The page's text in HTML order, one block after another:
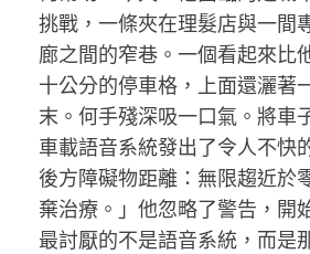
挑戰，一條夾在理髮店與一間
廊之間的窄巷。一個看起來比
十公分的停車格，上面還灑著
末。何手殘深吸一口氣。將車
車載語音系統發出了令人不快
後方障礙物距離：無限趨近於
棄治療。」他忽略了警告，開
最討厭的不是語音系統，而是